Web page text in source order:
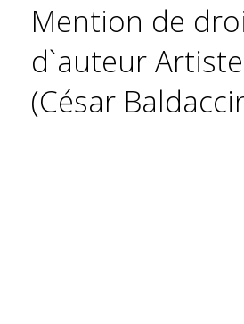
Mention de
d`auteur
(César